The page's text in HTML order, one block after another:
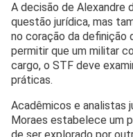
A decisão de Alexandre
questão jurídica, mas
no coração da definição
permitir que um militar
cargo, o STF deve
práticas.
Acadêmicos e analistas
Moraes estabelece um